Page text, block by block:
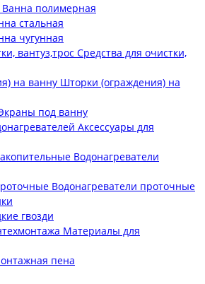
Ванна полимерная
стальная
чугунная
Средства для очистки,
Шторки (ограждения) на
под ванну
Аксессуары для
Водонагреватели
Водонагреватели проточные
гвозди
Материалы для
пена